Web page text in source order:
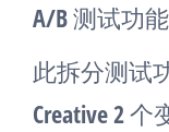
A/B 测试功能
此拆分测试
Creative 2